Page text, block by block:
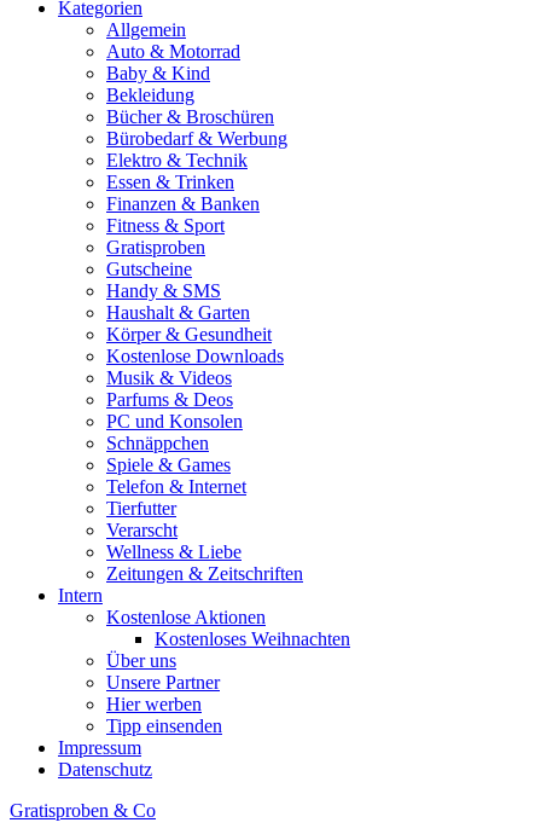
Kategorien
Allgemein
Auto & Motorrad
Baby & Kind
Bekleidung
Bücher & Broschüren
Bürobedarf & Werbung
Elektro & Technik
Essen & Trinken
Finanzen & Banken
Fitness & Sport
Gratisproben
Gutscheine
Handy & SMS
Haushalt & Garten
Körper & Gesundheit
Kostenlose Downloads
Musik & Videos
Parfums & Deos
PC und Konsolen
Schnäppchen
Spiele & Games
Telefon & Internet
Tierfutter
Verarscht
Wellness & Liebe
Zeitungen & Zeitschriften
Intern
Kostenlose Aktionen
Kostenloses Weihnachten
Über uns
Unsere Partner
Hier werben
Tipp einsenden
Impressum
Datenschutz
Gratisproben & Co